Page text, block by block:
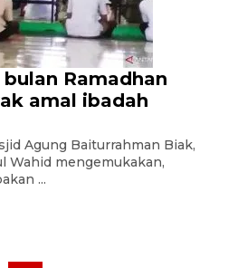
Ramadhan
amal ibadah
Agung Baiturrahman Biak,
Wahid mengemukakan,
...